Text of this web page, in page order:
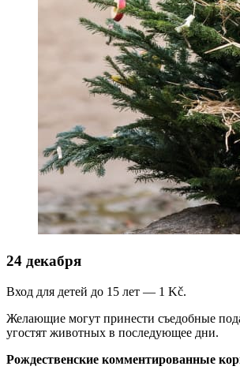
24 декабря
Вход для детей до 15 лет — 1 Kč.
Желающие могут принести съедобные
угостят животных в последующее дни.
Рождественские комментированные